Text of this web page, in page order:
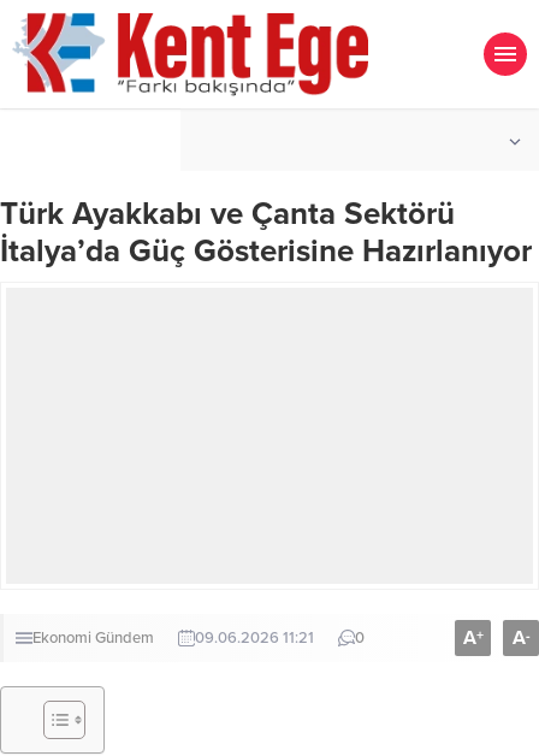
Türk Ayakkabı ve Çanta Sektörü
İtalya’da Güç Gösterisine Hazırlanıyor
Ekonomi Gündem 09.06.2026 11:21 0 A+ A-